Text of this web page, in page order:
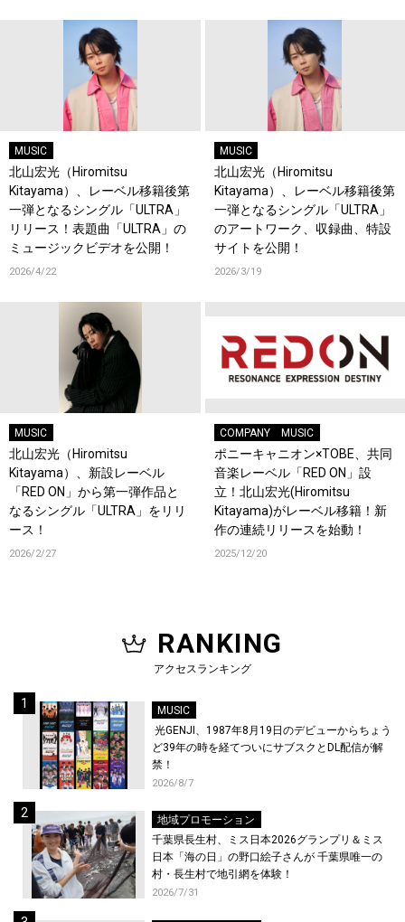
MUSIC
北山宏光（Hiromitsu
Kitayama）、レーベル移籍後第
一弾となるシングル「ULTRA」
リリース！表題曲「ULTRA」の
ミュージックビデオを公開！
2026/4/22
MUSIC
北山宏光（Hiromitsu
Kitayama）、レーベル移籍後第
一弾となるシングル「ULTRA」
のアートワーク、収録曲、特設
サイトを公開！
2026/3/19
MUSIC
北山宏光（Hiromitsu
Kitayama）、新設レーベル
「RED ON」から第一弾作品と
なるシングル「ULTRA」をリリ
ース！
2026/2/27
COMPANY MUSIC
ポニーキャニオン×TOBE、共同
音楽レーベル「RED ON」設
立！北山宏光(Hiromitsu
Kitayama)がレーベル移籍！新
作の連続リリースを始動！
2025/12/20
RANKING
アクセスランキング
MUSIC
光GENJI、1987年8月19日のデビューからちょう
ど39年の時を経てついにサブスクとDL配信が解
禁！
2026/8/7
地域プロモーション
千葉県長生村、ミス日本2026グランプリ＆ミス
日本「海の日」の野口絵子さんが 千葉県唯一の
村・長生村で地引網を体験！
2026/7/31